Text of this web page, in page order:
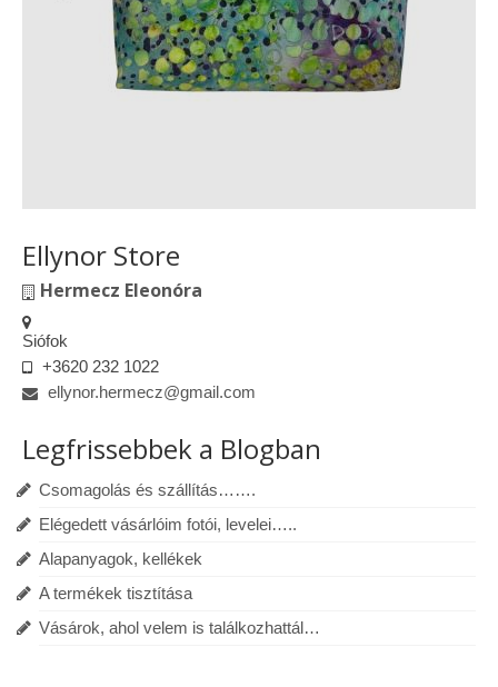
Ellynor Store
Hermecz Eleonóra
Siófok
+3620 232 1022
ellynor.hermecz@gmail.com
Legfrissebbek a Blogban
Csomagolás és szállítás…….
Elégedett vásárlóim fotói, levelei…..
Alapanyagok, kellékek
A termékek tisztítása
Vásárok, ahol velem is találkozhattál…